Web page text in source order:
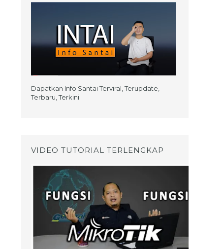
Dapatkan Info Santai Terviral, Terupdate,
Terbaru, Terkini
VIDEO TUTORIAL TERLENGKAP